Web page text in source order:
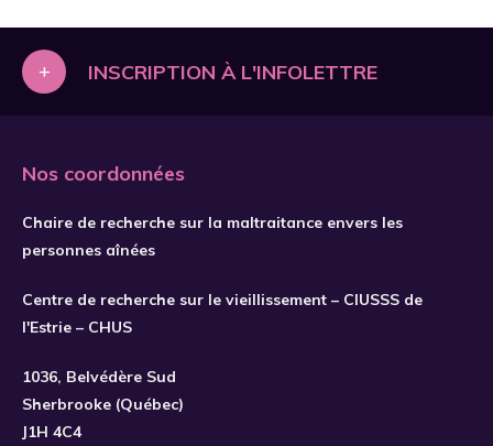
+ INSCRIPTION À L'INFOLETTRE
Nos coordonnées
Chaire de recherche sur la maltraitance envers les
personnes aînées
Centre de recherche sur le vieillissement – CIUSSS de
l'Estrie – CHUS
1036, Belvédère Sud
Sherbrooke (Québec)
J1H 4C4